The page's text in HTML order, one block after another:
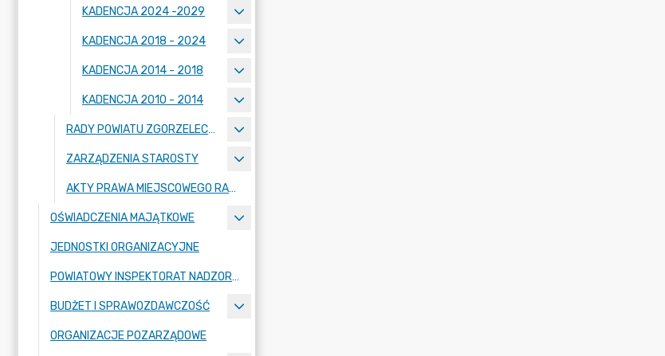
KADENCJA 2024 -2029
KADENCJA 2018 - 2024
KADENCJA 2014 - 2018
KADENCJA 2010 - 2014
RADY POWIATU ZGORZELECKIEGO
ZARZĄDZENIA STAROSTY
AKTY PRAWA MIEJSCOWEGO RADY POWIATU ZGORZELECKIEGO
OŚWIADCZENIA MAJĄTKOWE
JEDNOSTKI ORGANIZACYJNE
POWIATOWY INSPEKTORAT NADZORU BUDOWLANEGO
BUDŻET I SPRAWOZDAWCZOŚĆ
ORGANIZACJE POZARZĄDOWE